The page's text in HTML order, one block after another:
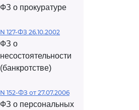
ФЗ о прокуратуре
N 127-ФЗ 26.10.2002
ФЗ о
несостоятельности
(банкротстве)
N 152-ФЗ от 27.07.2006
ФЗ о персональных